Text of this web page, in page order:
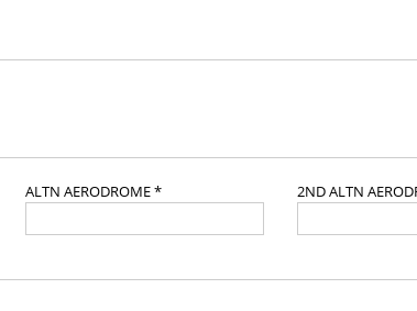
ALTN AERODROME * 2ND ALTN